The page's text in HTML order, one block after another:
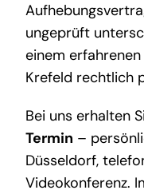
ungeprüft
einem
Krefeld rechtlich
Bei uns erhalten
Termin –
Düsseldorf,
Videokonferenz.